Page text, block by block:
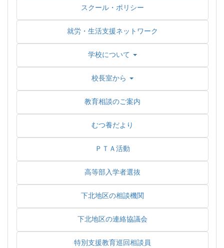
スクール・ポリシー
就労・生活支援ネットワーク
学校について
校長室から
教育相談のご案内
むつ養だより
ＰＴＡ活動
高等部入学者選抜
下北地区の相談機関
下北地区の連絡協議会
特別支援教育巡回相談員